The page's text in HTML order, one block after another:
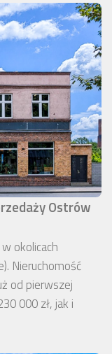
Ostrów
okolicach
Nieruchomość
od pierwszej
000 zł, jak i